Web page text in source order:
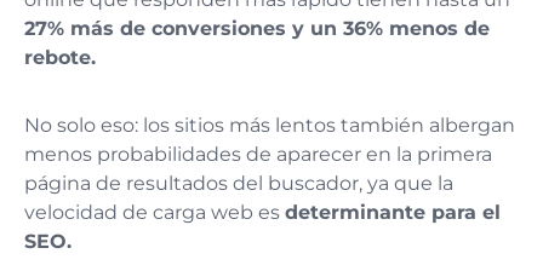
27% más de conversiones y un 36% menos de
rebote.
No solo eso: los sitios más lentos también albergan
menos probabilidades de aparecer en la primera
página de resultados del buscador, ya que la
velocidad de carga web es determinante para el
SEO.